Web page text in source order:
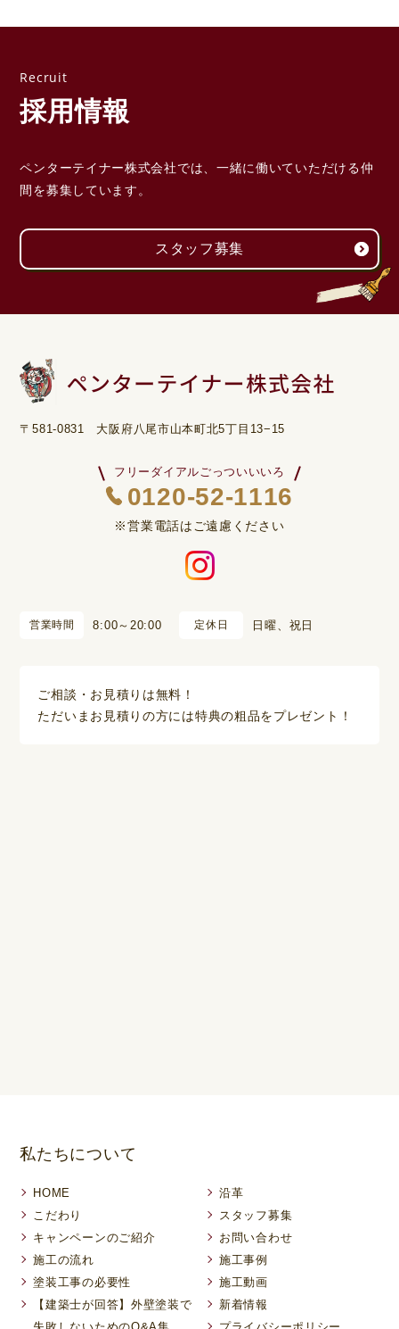
採用情報
ペンターテイナー株式会社では、一緒に働いていただける仲
間を募集しています。
スタッフ募集
〒581-0831 大阪府八尾市山本町北5丁目13−15
フリーダイアルごっついいいろ
0120-52-1116
※営業電話はご遠慮ください
営業時間 8:00～20:00 定休日 日曜、祝日
ご相談・お見積りは無料！
ただいまお見積りの方には特典の粗品をプレゼント！
私たちについて
HOME
こだわり
キャンペーンのご紹介
施工の流れ
塗装工事の必要性
【建築士が回答】外壁塗装で
沿革
スタッフ募集
お問い合わせ
施工事例
施工動画
新着情報